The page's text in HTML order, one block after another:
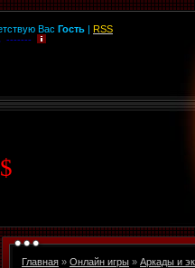
Вас Гость | RSS
$
Главная » Онлайн игры » Аркады и